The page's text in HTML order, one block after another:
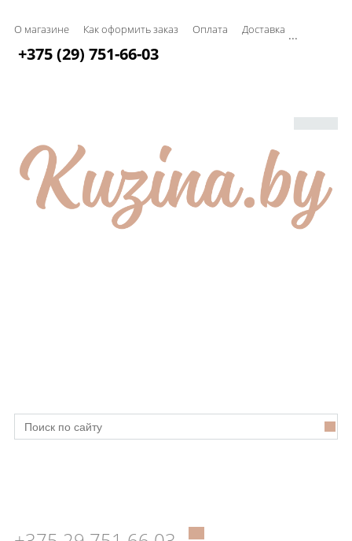
О магазине Как оформить заказ Оплата Доставка ...
+375 (29) 751-66-03